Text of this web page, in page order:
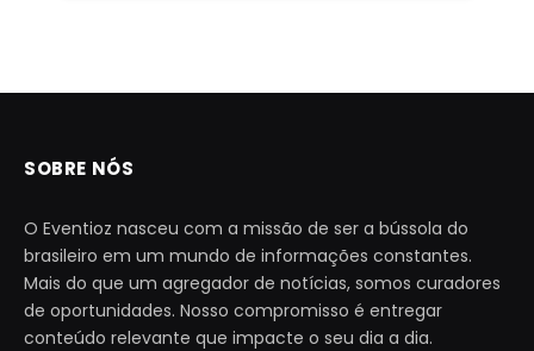
SOBRE NÓS
O Eventioz nasceu com a missão de ser a bússola do
brasileiro em um mundo de informações constantes.
Mais do que um agregador de notícias, somos curadores
de oportunidades. Nosso compromisso é entregar
conteúdo relevante que impacte o seu dia a dia.